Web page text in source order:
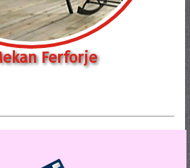
Ferforje